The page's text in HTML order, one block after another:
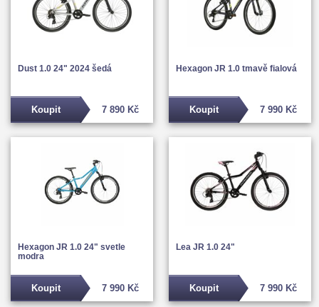
Dust 1.0 24" 2024 šedá
7 890 Kč
Koupit
Hexagon JR 1.0 tmavě fialová
7 990 Kč
Koupit
Hexagon JR 1.0 24" svetle
modra
7 990 Kč
Koupit
Lea JR 1.0 24"
7 990 Kč
Koupit